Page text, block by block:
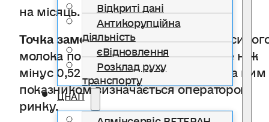
Відкриті дані
Антикорупційна
діяльність
єВідновлення
Розклад руху
транспорту
ЦНАП
на місяць.
Точка замерзання(ТЗ) для зразків
молока повинна становити не вище ніж
мінус 0,52 °C. Частота досліджень за цим
показником визначається оператором
ринку.